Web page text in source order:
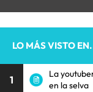
LO MÁS VISTO
1
La
en la selva